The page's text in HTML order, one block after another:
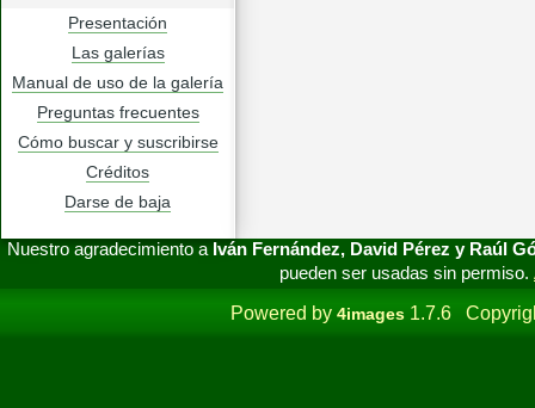
Presentación
Las galerías
Manual de uso de la galería
Preguntas frecuentes
Cómo buscar y suscribirse
Créditos
Darse de baja
Nuestro agradecimiento a Iván Fernández, David Pérez y Raúl
pueden ser usadas sin permiso.
Powered by 4images 1.7.6